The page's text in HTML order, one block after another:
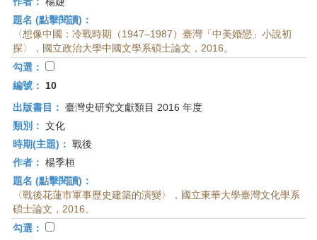
題名 (點擊閱讀)：
〈想像中國：冷戰時期（1947–1987）臺灣「中美婚戀」小說初
探〉，國立政治大學中國文學系碩士論文，2016。
勾選：
編號：
10
出版書目： 臺灣史研究文獻類目 2016 年度
類別： 文化
時期(主題)： 戰後
作者： 楊季桓
題名 (點擊閱讀)：
〈戰後花蓮市軍事歷史建築的演變〉，國立東華大學臺灣文化學系
碩士論文，2016。
勾選：